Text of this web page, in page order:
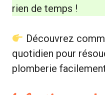
rien de temps !
Découvrez
quotidien pour
plomberie